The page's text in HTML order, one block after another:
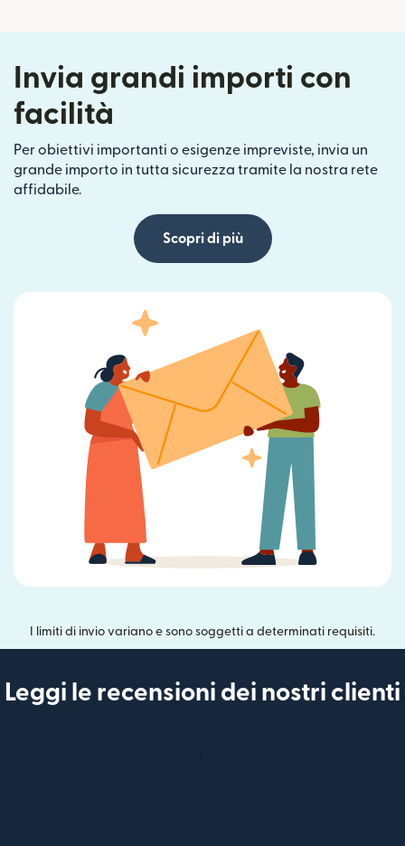
Invia grandi importi con
facilità
Per obiettivi importanti o esigenze impreviste, invia un
grande importo in tutta sicurezza tramite la nostra rete
affidabile.
Scopri di più
I limiti di invio variano e sono soggetti a determinati requisiti.
Leggi le recensioni dei nostri clienti